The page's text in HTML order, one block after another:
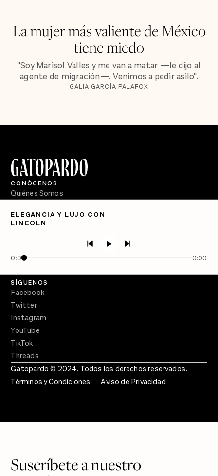
La mujer más valiente de México
tiene miedo
"Soy Marisol Valles y me van a matar —le dijo al
agente de migración—. Venimos a pedir asilo".
GALIA GARCÍA PALAFOX
ELEGANCIA Y LUJO CON
LINCOLN
0:00 0:00
CONÓCENOS
Quiénes Somos
PÓDCASTS
Crecer en Distopía
SÍGUENOS
Facebook
Twitter
Instagram
YouTube
TikTok
Threads
Gatopardo © 2024. Todos los derechos reservados.
Términos y Condiciones
Aviso de Privacidad
Suscríbete a nuestro